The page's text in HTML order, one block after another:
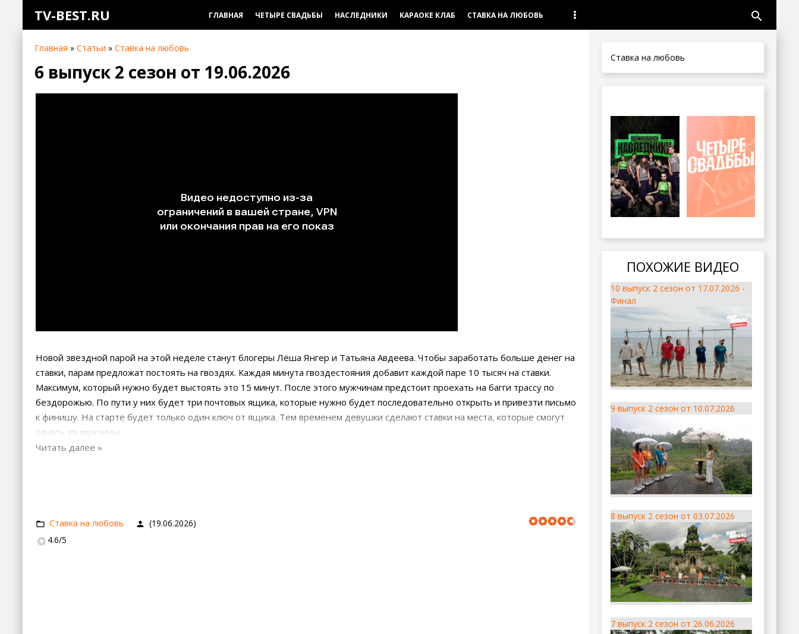
TV-BEST.RU ГЛАВНАЯ ЧЕТЫРЕ СВАДЬБЫ НАСЛЕДНИКИ КАРАОКЕ КЛАБ СТАВКА НА ЛЮБОВЬ search
Главная » Статьи » Ставка на любовь
6 выпуск 2 сезон от 19.06.2026
Новой звёздной парой на этой неделе станут блогеры Лёша Янгер и Татьяна Авдеева. Чтобы заработать больше денег на
ставки, парам предложат постоять на гвоздях. Каждая минута гвоздестояния добавит каждой паре 10 тысяч на ставки.
Максимум, который нужно будет выстоять это 15 минут. После этого мужчинам предстоит проехать на багги трассу по
бездорожью. По пути у них будет три почтовых ящика, которые нужно будет последовательно открыть и привезти письмо
к финишу. На старте будет только один ключ от ящика. Тем временем девушки сделают ставки на места, которые смогут
занять их мужчины.
Ставка на любовь
(19.06.2026)
4.6/5
Ставка на любовь
ПОХОЖИЕ ВИДЕО
10 выпуск 2 сезон от 17.07.2026 -
Финал
9 выпуск 2 сезон от 10.07.2026
8 выпуск 2 сезон от 03.07.2026
7 выпуск 2 сезон от 26.06.2026